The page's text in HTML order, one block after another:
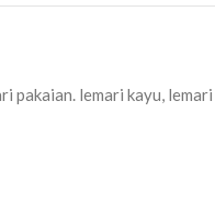
pakaian. lemari kayu, lemari